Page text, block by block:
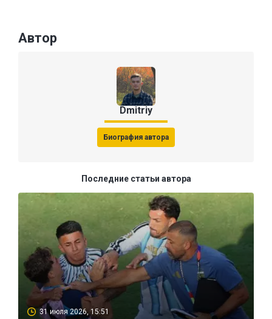
Автор
Dmitriy
Биография автора
Последние статьи автора
31 июля 2026, 15:51